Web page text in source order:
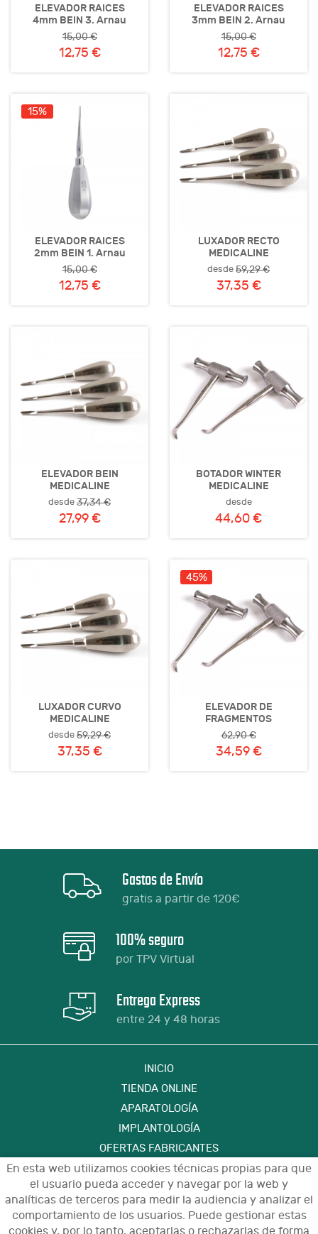
En esta web utilizamos cookies técnicas propias para que
el usuario pueda acceder y navegar por la web y
analíticas de terceros para medir la audiencia y analizar el
comportamiento de los usuarios. Puede gestionar estas
cookies y, por lo tanto, aceptarlas o rechazarlas de forma
ELEVADOR RAICES
4mm BEIN 3. Arnau
15,00 €
12,75 €
ELEVADOR RAICES
3mm BEIN 2. Arnau
15,00 €
12,75 €
15%
ELEVADOR RAICES
2mm BEIN 1. Arnau
15,00 €
12,75 €
LUXADOR RECTO
MEDICALINE
desde59,29 €
37,35 €
ELEVADOR BEIN
MEDICALINE
desde37,34 €
27,99 €
BOTADOR WINTER
MEDICALINE
desde
44,60 €
LUXADOR CURVO
MEDICALINE
desde59,29 €
37,35 €
45%
ELEVADOR DE
FRAGMENTOS
62,90 €
34,59 €
Gastos de Envío
gratis a partir de 120€
100% seguro
por TPV Virtual
Entrega Express
entre 24 y 48 horas
INICIO
TIENDA ONLINE
APARATOLOGÍA
IMPLANTOLOGÍA
OFERTAS FABRICANTES
FORMACIÓN
CONTACTO